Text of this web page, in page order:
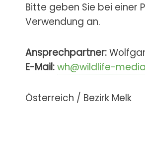
Bitte geben Sie bei einer
Verwendung an.
Ansprechpartner:
E-Mail:wh@wildlife-
Österreich / Bezirk Melk